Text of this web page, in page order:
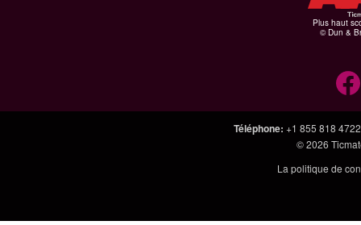
Plus haut
© Dun &
Téléphone: +1 855 818 4722
© 2026
La politique de